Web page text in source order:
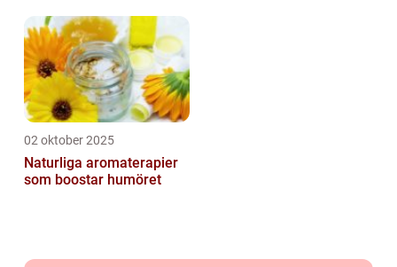
02 oktober 2025
Naturliga aromaterapier
som boostar humöret